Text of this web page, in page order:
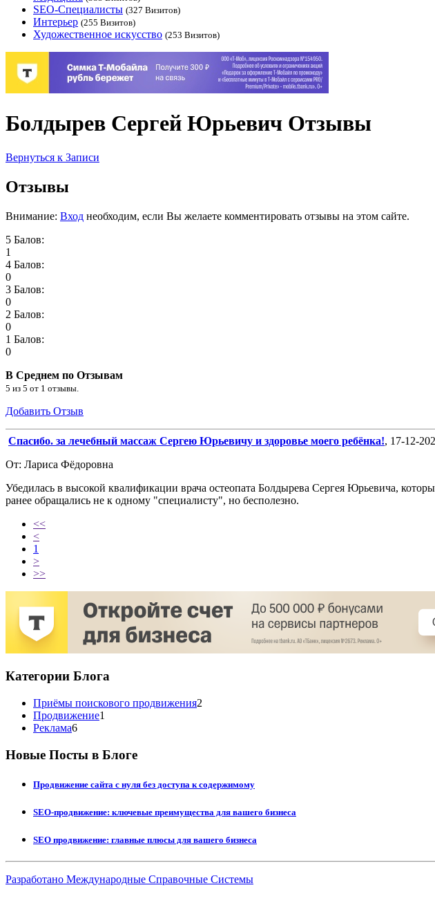
SEO-Специалисты (327 Визитов)
Интерьер (255 Визитов)
Художественное искусство (253 Визитов)
Болдырев Сергей Юрьевич Отзывы
Вернуться к Записи
Отзывы
Внимание: Вход необходим, если Вы желаете комментировать отзывы на этом сайте.
5 Балов:
1
4 Балов:
0
3 Балов:
0
2 Балов:
0
1 Балов:
0
В Среднем по Отзывам
5 из 5 от 1 отзывы.
Добавить Отзыв
Спасибо. за лечебный массаж Сергею Юрьевичу и здоровье моего ребёнка!, 17-12-
От: Лариса Фёдоровна
Убедилась в высокой квалификации врача остеопата Болдырева Сергея Юрьевича,
ранее обращались не к одному "специалисту", но бесполезно.
<<
<
1
>
>>
Категории Блога
Приёмы поискового продвижения2
Продвижение1
Реклама6
Новые Посты в Блоге
Продвижение сайта с нуля без доступа к содержимому
SEO-продвижение: ключевые преимущества для вашего бизнеса
SEO продвижение: главные плюсы для вашего бизнеса
Разработано Международные Справочные Системы